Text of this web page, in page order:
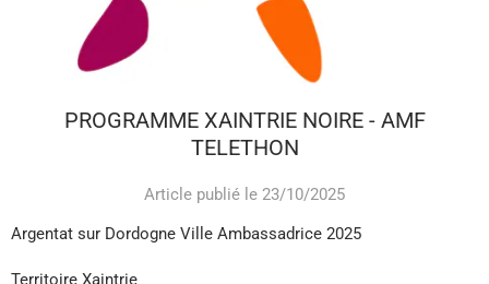
PROGRAMME XAINTRIE NOIRE - AMF
TELETHON
Article publié le 23/10/2025
Argentat sur Dordogne Ville Ambassadrice 2025
Territoire Xaintrie